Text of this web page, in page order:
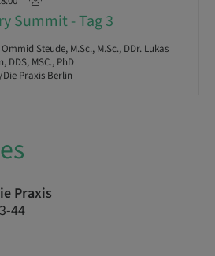
Summit - Tag 3
Steude, M.Sc., M.Sc., DDr. Lukas
DDS, MSC., PhD
Praxis Berlin
Praxis
44